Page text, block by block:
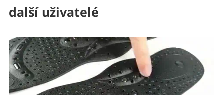
další uživatelé